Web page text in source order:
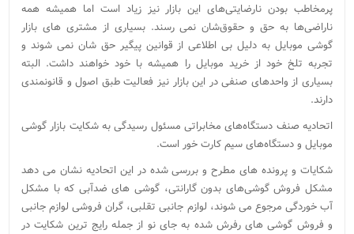
پرمخاطب بودن نارضایتی‌های این بازار نیز زیاد است اما همیشه همه
ناراضی‌ها به حق و حقوق‌شان نمی رسند. بسیاری از مشتری‌ های بازار
گوشی موبایل به دلیل بی اطلاعی از قوانین پیگیر حق شان نمی شوند و
تجربه تلخ خود از خرید موبایل را همیشه با خود خواهند داشت. البته
بسیاری از واحدهای صنفی در این بازار نیز فعالیت طبق اصول و قانونمندی
دارند.
اتحادیه صنف دستگاه‌های مخابراتی مسئول رسیدگی به شکایت بازار گوشی
موبایل و دستگاه‌های سیم کارت خور است.
شکایات و پرونده های مطرح و بررسی شده در این اتحادیه نشان می دهد
مشکل فروش گوشی‌های بدون گارانتی، گوشی های ضدآبی که با مشکل
آب خوردگی مرجوع می ‌شوند، لوازم جانبی تقلبی، گران فروشی لوازم جانبی
و فروش گوشی‌ های رفرش شده به جای نو از جمله رایج ترین شکایت در